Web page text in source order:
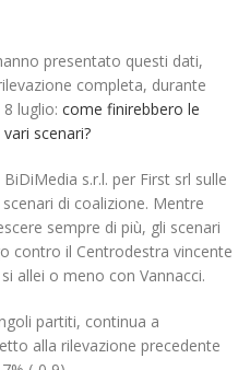
presentato questi dati,
completa, durante
luglio: come finirebbero le
vari scenari?
s.r.l. per First srl sulle
di coalizione. Mentre
sempre di più, gli scenari
contro il Centrodestra vincente
allei o meno con Vannacci.
partiti, continua a
alla rilevazione precedente